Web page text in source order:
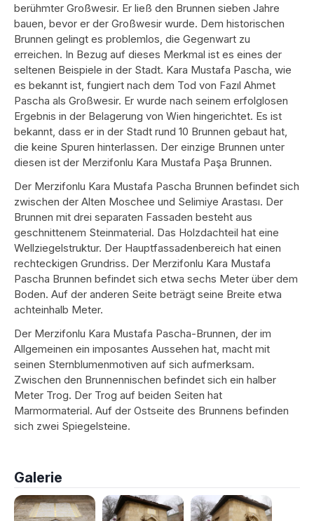
berühmter Großwesir. Er ließ den Brunnen sieben Jahre
bauen, bevor er der Großwesir wurde. Dem historischen
Brunnen gelingt es problemlos, die Gegenwart zu
erreichen. In Bezug auf dieses Merkmal ist es eines der
seltenen Beispiele in der Stadt. Kara Mustafa Pascha, wie
es bekannt ist, fungiert nach dem Tod von Fazıl Ahmet
Pascha als Großwesir. Er wurde nach seinem erfolglosen
Ergebnis in der Belagerung von Wien hingerichtet. Es ist
bekannt, dass er in der Stadt rund 10 Brunnen gebaut hat,
die keine Spuren hinterlassen. Der einzige Brunnen unter
diesen ist der Merzifonlu Kara Mustafa Paşa Brunnen.
Der Merzifonlu Kara Mustafa Pascha Brunnen befindet sich
zwischen der Alten Moschee und Selimiye Arastası. Der
Brunnen mit drei separaten Fassaden besteht aus
geschnittenem Steinmaterial. Das Holzdachteil hat eine
Wellziegelstruktur. Der Hauptfassadenbereich hat einen
rechteckigen Grundriss. Der Merzifonlu Kara Mustafa
Pascha Brunnen befindet sich etwa sechs Meter über dem
Boden. Auf der anderen Seite beträgt seine Breite etwa
achteinhalb Meter.
Der Merzifonlu Kara Mustafa Pascha-Brunnen, der im
Allgemeinen ein imposantes Aussehen hat, macht mit
seinen Sternblumenmotiven auf sich aufmerksam.
Zwischen den Brunnennischen befindet sich ein halber
Meter Trog. Der Trog auf beiden Seiten hat
Marmormaterial. Auf der Ostseite des Brunnens befinden
sich zwei Spiegelsteine.
Galerie